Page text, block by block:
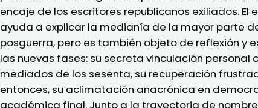
encaje de los escritores republicanos exiliados. El
ayuda a explicar la medianía de la mayor parte
posguerra, pero es también objeto de reflexión y
las nuevas fases: su secreta vinculación personal
mediados de los sesenta, su recuperación
entonces, su aclimatación anacrónica en
académica final. Junto a la trayectoria de